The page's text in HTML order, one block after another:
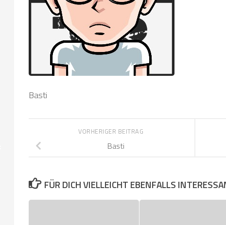
Basti
VORHERIGER BEITRAG
Basti
FÜR DICH VIELLEICHT EBENFALLS